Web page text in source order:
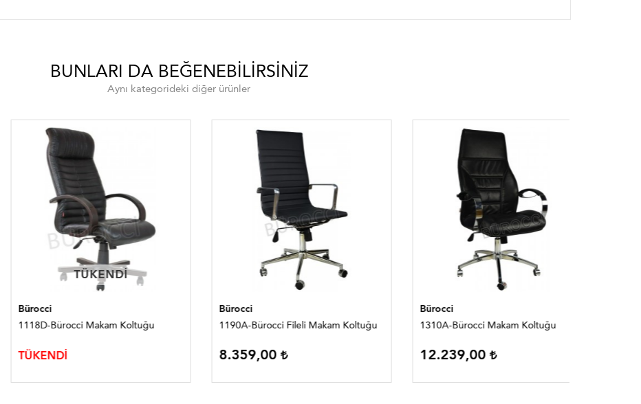
BUNLARI DA BEĞENEBILIRSINIZ
Aynı kategorideki diğer ürünler
TÜKENDI
TÜKENDI
Bürocci
1118D-Bürocci Makam Koltuğu
TÜKENDİ
Bürocci
1190A-Bürocci Fileli Makam Koltuğu
8.359,00
Bürocci
1310A-Bürocci Makam Koltuğu
12.239,00